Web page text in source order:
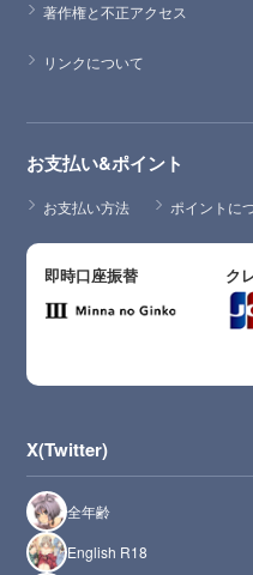
著作権と不正アクセス
リンクについて
お支払い&ポイント
お支払い方法 ポイントに
即時口座振替 ク
X(Twitter)
全年齢
English R18